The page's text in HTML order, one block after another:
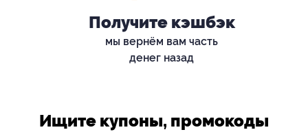
Получите кэшбэк
мы вернём вам часть
денег назад
Ищите купоны, промокоды